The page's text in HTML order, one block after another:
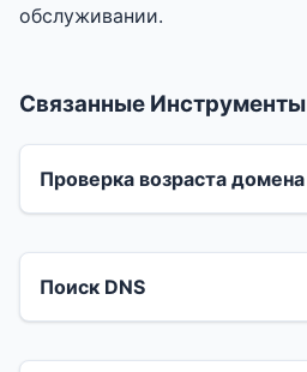
обслуживании.
Связанные Инструменты
Проверка возраста домена
Поиск DNS